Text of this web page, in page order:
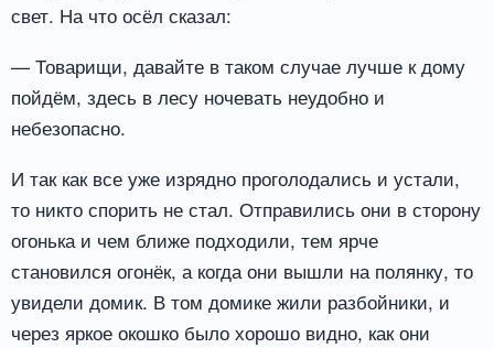
свет. На что осёл сказал:
— Товарищи, давайте в таком случае лучше к дому
пойдём, здесь в лесу ночевать неудобно и
небезопасно.
И так как все уже изрядно проголодались и устали,
то никто спорить не стал. Отправились они в сторону
огонька и чем ближе подходили, тем ярче
становился огонёк, а когда они вышли на полянку, то
увидели домик. В том домике жили разбойники, и
через яркое окошко было хорошо видно, как они